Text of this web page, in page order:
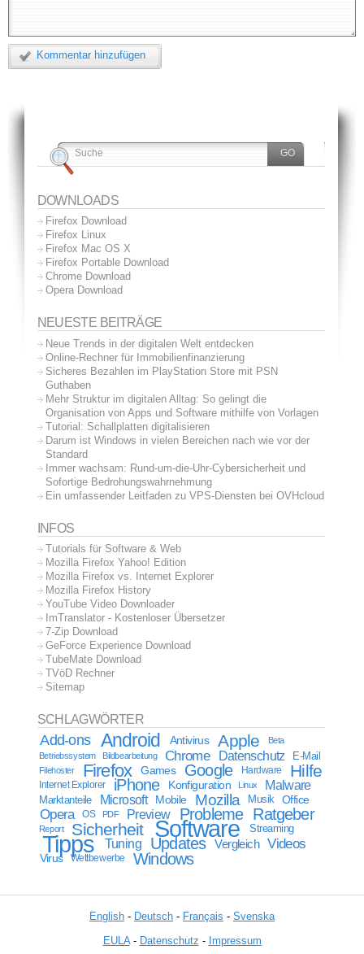
Kommentar hinzufügen
DOWNLOADS
Firefox Download
Firefox Linux
Firefox Mac OS X
Firefox Portable Download
Chrome Download
Opera Download
NEUESTE BEITRÄGE
Neue Trends in der digitalen Welt entdecken
Online-Rechner für Immobilienfinanzierung
Sicheres Bezahlen im PlayStation Store mit PSN
Guthaben
Mehr Struktur im digitalen Alltag: So gelingt die
Organisation von Apps und Software mithilfe von Vorlagen
Tutorial: Schallplatten digitalisieren
Darum ist Windows in vielen Bereichen nach wie vor der
Standard
Immer wachsam: Rund-um-die-Uhr-Cybersicherheit und
Sofortige Bedrohungswahrnehmung
Ein umfassender Leitfaden zu VPS-Diensten bei OVHcloud
INFOS
Tutorials für Software & Web
Mozilla Firefox Yahoo! Edition
Mozilla Firefox vs. Internet Explorer
Mozilla Firefox History
YouTube Video Downloader
ImTranslator - Kostenloser Übersetzer
7-Zip Download
GeForce Experience Download
TubeMate Download
TVöD Rechner
Sitemap
SCHLAGWÖRTER
Add-ons Android Antivirus Apple
Beta
Betriebssystem
Bildbearbeitung Chrome Datenschutz E-Mail
Filehoster Firefox Games Google Hardware Hilfe
Internet Explorer iPhone Konfiguration Linux Malware
Marktanteile Microsoft Mobile Mozilla Musik Office
Opera OS PDF Preview Probleme Ratgeber
Report Sicherheit Software Streaming
Tipps Tuning Updates Vergleich Videos
Virus Wettbewerbe Windows
English - Deutsch - Français - Svenska
EULA- Datenschutz - Impressum